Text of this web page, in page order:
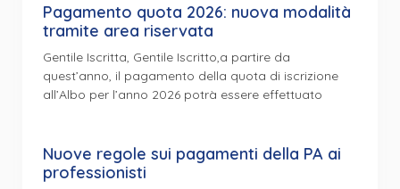
Pagamento quota 2026: nuova modalità
tramite area riservata
Gentile Iscritta, Gentile Iscritto,a partire da
quest’anno, il pagamento della quota di iscrizione
all’Albo per l’anno 2026 potrà essere effettuato
Nuove regole sui pagamenti della PA ai
professionisti